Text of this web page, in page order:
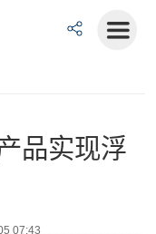
品实现浮
07:43